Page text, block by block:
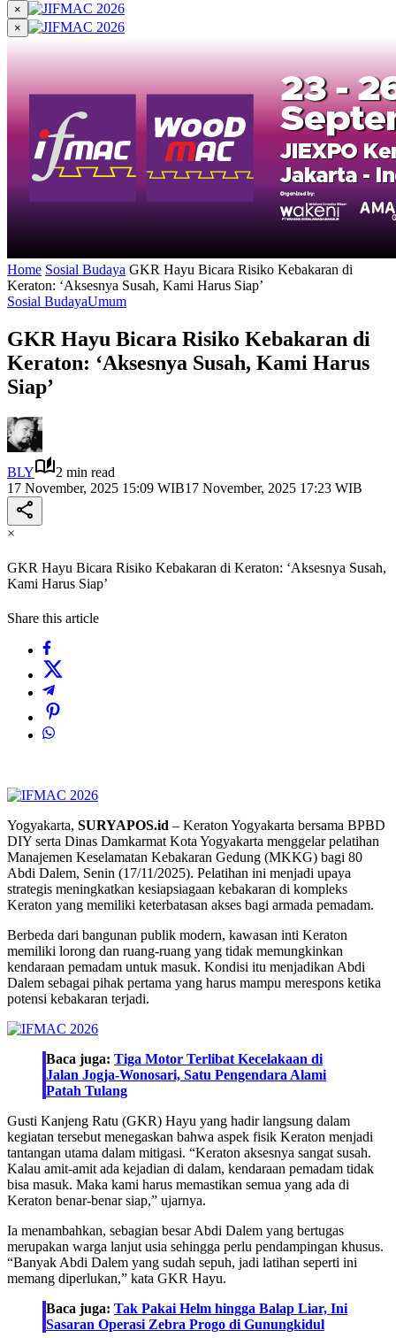
×
×
Home Sosial Budaya GKR Hayu Bicara Risiko Kebakaran di
Keraton: ‘Aksesnya Susah, Kami Harus Siap’
Sosial BudayaUmum
GKR Hayu Bicara Risiko Kebakaran di
Keraton: ‘Aksesnya Susah, Kami Harus
Siap’
BLY
2 min read
17 November, 2025 15:09 WIB17 November, 2025 17:23 WIB
×
GKR Hayu Bicara Risiko Kebakaran di Keraton: ‘Aksesnya Susah,
Kami Harus Siap’
Share this article
Yogyakarta, SURYAPOS.id – Keraton Yogyakarta bersama BPBD
DIY serta Dinas Damkarmat Kota Yogyakarta menggelar pelatihan
Manajemen Keselamatan Kebakaran Gedung (MKKG) bagi 80
Abdi Dalem, Senin (17/11/2025). Pelatihan ini menjadi upaya
strategis meningkatkan kesiapsiagaan kebakaran di kompleks
Keraton yang memiliki keterbatasan akses bagi armada pemadam.
Berbeda dari bangunan publik modern, kawasan inti Keraton
memiliki lorong dan ruang-ruang yang tidak memungkinkan
kendaraan pemadam untuk masuk. Kondisi itu menjadikan Abdi
Dalem sebagai pihak pertama yang harus mampu merespons ketika
potensi kebakaran terjadi.
Baca juga: Tiga Motor Terlibat Kecelakaan di
Jalan Jogja-Wonosari, Satu Pengendara Alami
Patah Tulang
Gusti Kanjeng Ratu (GKR) Hayu yang hadir langsung dalam
kegiatan tersebut menegaskan bahwa aspek fisik Keraton menjadi
tantangan utama dalam mitigasi. “Keraton aksesnya sangat susah.
Kalau amit-amit ada kejadian di dalam, kendaraan pemadam tidak
bisa masuk. Maka kami harus memastikan semua yang ada di
Keraton benar-benar siap,” ujarnya.
Ia menambahkan, sebagian besar Abdi Dalem yang bertugas
merupakan warga lanjut usia sehingga perlu pendampingan khusus.
“Banyak Abdi Dalem yang sudah sepuh, jadi latihan seperti ini
memang diperlukan,” kata GKR Hayu.
Baca juga: Tak Pakai Helm hingga Balap Liar, Ini
Sasaran Operasi Zebra Progo di Gunungkidul